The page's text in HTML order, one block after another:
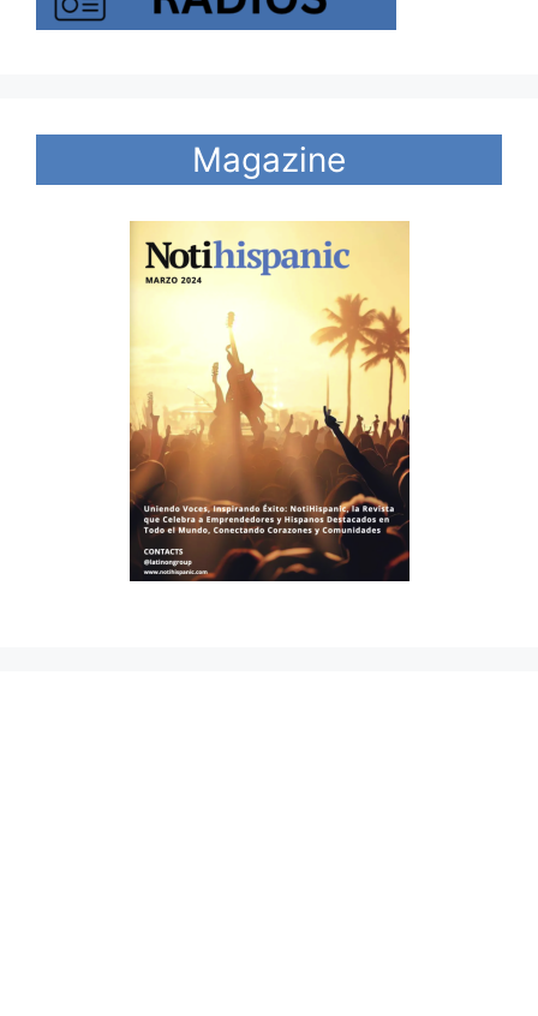
Magazine